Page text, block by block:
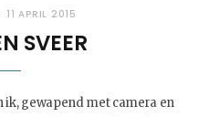
11 APRIL 2015
SVEER
gewapend met camera en